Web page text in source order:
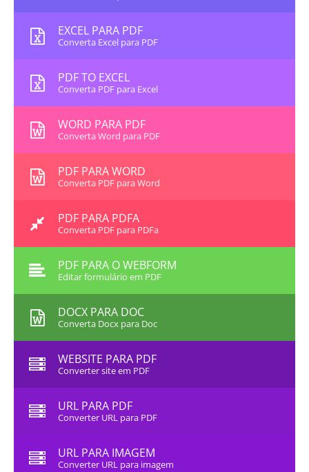
EXCEL PARA PDF
Converta Excel para PDF
PDF TO EXCEL
Converta PDF para Excel
WORD PARA PDF
Converta Word para PDF
PDF PARA WORD
Converta PDF para Word
PDF PARA PDFA
Converta PDF para PDFa
PDF PARA O WEBFORM
Editar formulário em PDF
DOCX PARA DOC
Converta Docx para Doc
WEBSITE PARA PDF
Converter site em PDF
URL PARA PDF
Converter URL para PDF
URL PARA IMAGEM
Converter URL para imagem